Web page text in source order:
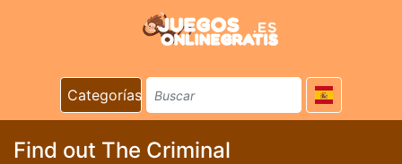
Categorías
Find out The Criminal